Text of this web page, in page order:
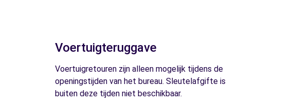
Voertuigteruggave
Voertuigretouren zijn alleen mogelijk tijdens de
openingstijden van het bureau. Sleutelafgifte is
buiten deze tijden niet beschikbaar.